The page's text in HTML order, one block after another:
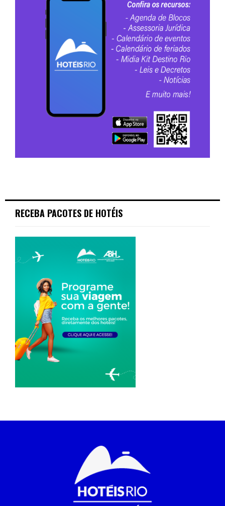
RECEBA PACOTES DE HOTÉIS